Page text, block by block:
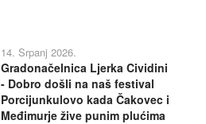
14. Srpanj 2026.
Gradonačelnica Ljerka Cividini
- Dobro došli na naš festival
Porcijunkulovo kada Čakovec i
Međimurje žive punim plućima